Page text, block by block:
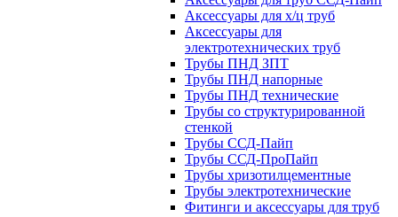
Аксессуары для х/ц труб
Аксессуары для
электротехнических труб
Трубы ПНД ЗПТ
Трубы ПНД напорные
Трубы ПНД технические
Трубы со структурированной
стенкой
Трубы ССД-Пайп
Трубы ССД-ПроПайп
Трубы хризотилцементные
Трубы электротехнические
Фитинги и аксессуары для труб